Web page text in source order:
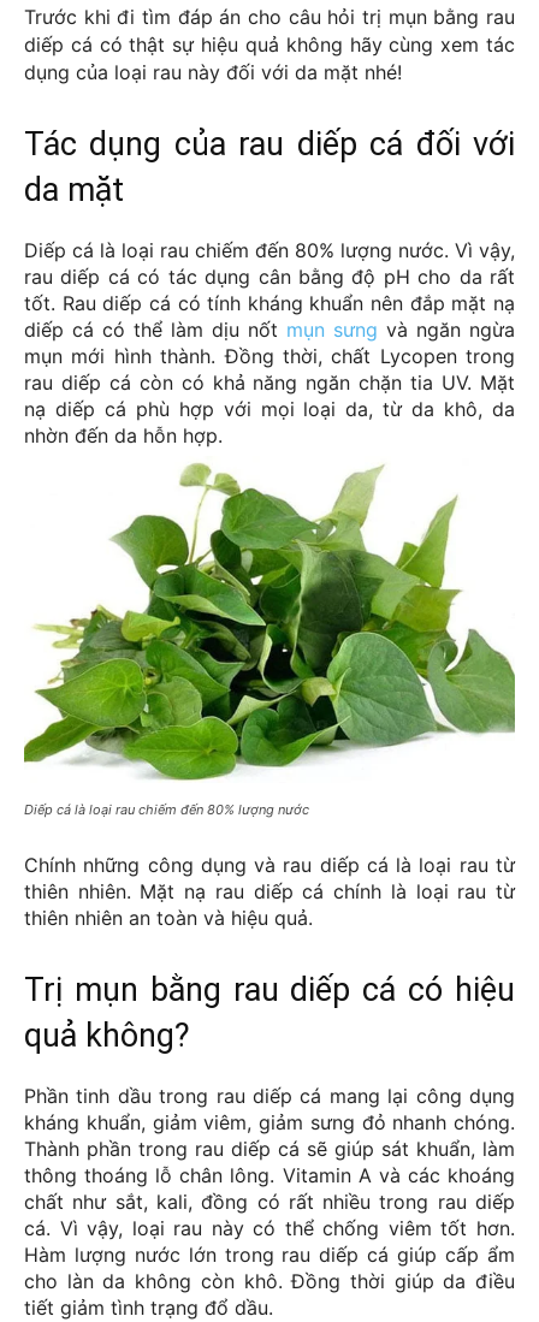
Trước khi đi tìm đáp án cho câu hỏi trị mụn bằng rau
diếp cá có thật sự hiệu quả không hãy cùng xem tác
dụng của loại rau này đối với da mặt nhé!
Tác dụng của rau diếp cá đối với
da mặt
Diếp cá là loại rau chiếm đến 80% lượng nước. Vì vậy,
rau diếp cá có tác dụng cân bằng độ pH cho da rất
tốt. Rau diếp cá có tính kháng khuẩn nên đắp mặt nạ
diếp cá có thể làm dịu nốt mụn sưng và ngăn ngừa
mụn mới hình thành. Đồng thời, chất Lycopen trong
rau diếp cá còn có khả năng ngăn chặn tia UV. Mặt
nạ diếp cá phù hợp với mọi loại da, từ da khô, da
nhờn đến da hỗn hợp.
Diếp cá là loại rau chiếm đến 80% lượng nước
Chính những công dụng và rau diếp cá là loại rau từ
thiên nhiên. Mặt nạ rau diếp cá chính là loại rau từ
thiên nhiên an toàn và hiệu quả.
Trị mụn bằng rau diếp cá có hiệu
quả không?
Phần tinh dầu trong rau diếp cá mang lại công dụng
kháng khuẩn, giảm viêm, giảm sưng đỏ nhanh chóng.
Thành phần trong rau diếp cá sẽ giúp sát khuẩn, làm
thông thoáng lỗ chân lông. Vitamin A và các khoáng
chất như sắt, kali, đồng có rất nhiều trong rau diếp
cá. Vì vậy, loại rau này có thể chống viêm tốt hơn.
Hàm lượng nước lớn trong rau diếp cá giúp cấp ẩm
cho làn da không còn khô. Đồng thời giúp da điều
tiết giảm tình trạng đổ dầu.